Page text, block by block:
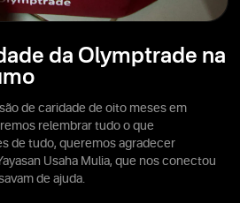
da Olymptrade na
de caridade de oito meses em
relembrar tudo o que
de tudo, queremos agradecer
Usaha Mulia, que nos conectou
de ajuda.